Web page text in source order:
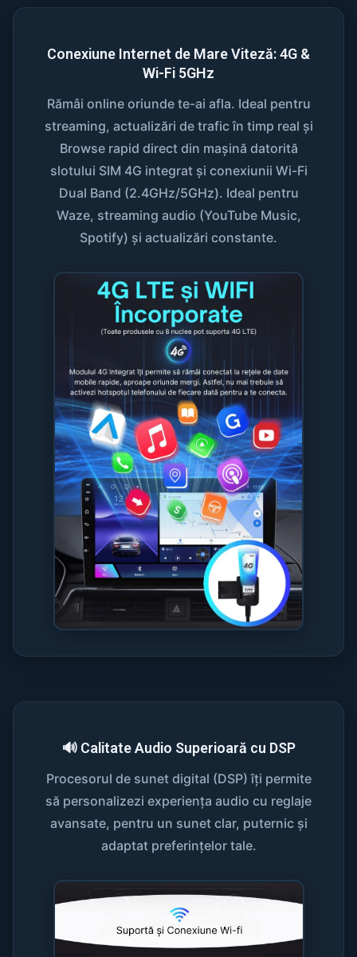
Conexiune Internet de Mare Viteză: 4G &
Wi-Fi 5GHz
Rămâi online oriunde te-ai afla. Ideal pentru
streaming, actualizări de trafic în timp real și
Browse rapid direct din mașină datorită
slotului SIM 4G integrat și conexiunii Wi-Fi
Dual Band (2.4GHz/5GHz). Ideal pentru
Waze, streaming audio (YouTube Music,
Spotify) și actualizări constante.
🔊 Calitate Audio Superioară cu DSP
Procesorul de sunet digital (DSP) îți permite
să personalizezi experiența audio cu reglaje
avansate, pentru un sunet clar, puternic și
adaptat preferințelor tale.